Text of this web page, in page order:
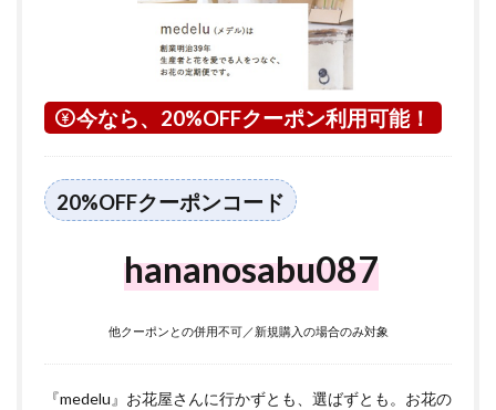
大阪
市に
つい
て
5
住吉
今なら、20%OFFクーポン利用可能！
20%OFFクーポンコード
hananosabu087
他クーポンとの併用不可／新規購入の場合のみ対象
『medelu』お花屋さんに行かずとも、選ばずとも。お花の